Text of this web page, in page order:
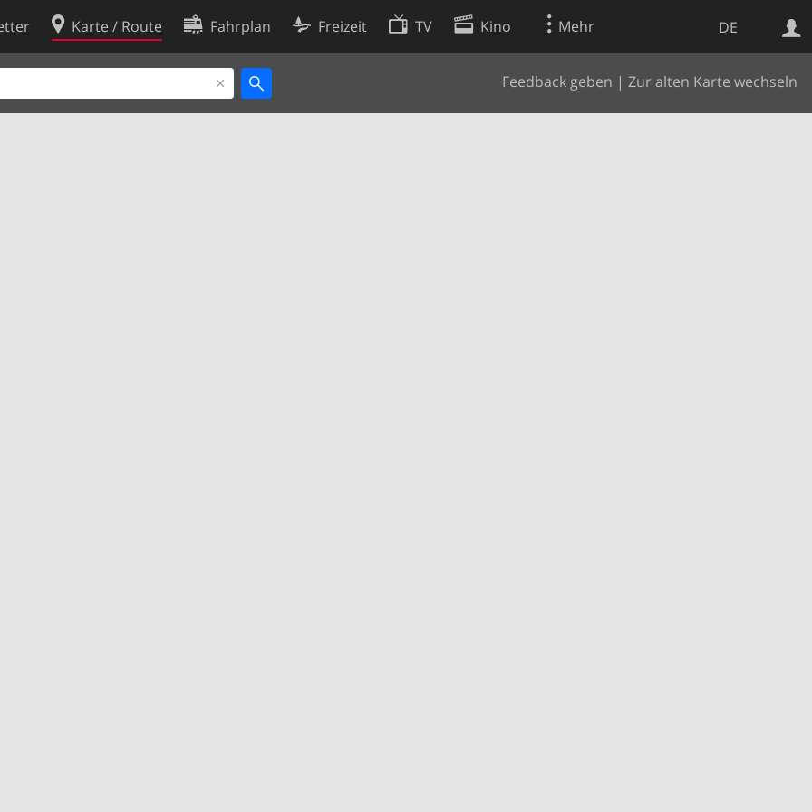
DE
Karte / Route Fahrplan Freizeit TV Kino Mehr
Feedback geben | Zur alten Karte wechseln
Websuche
Cookie-Richtlinie
Cookie-Einstellungen